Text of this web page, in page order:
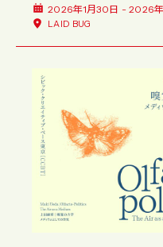
2026年1月30日 - 2026
LAID BUG